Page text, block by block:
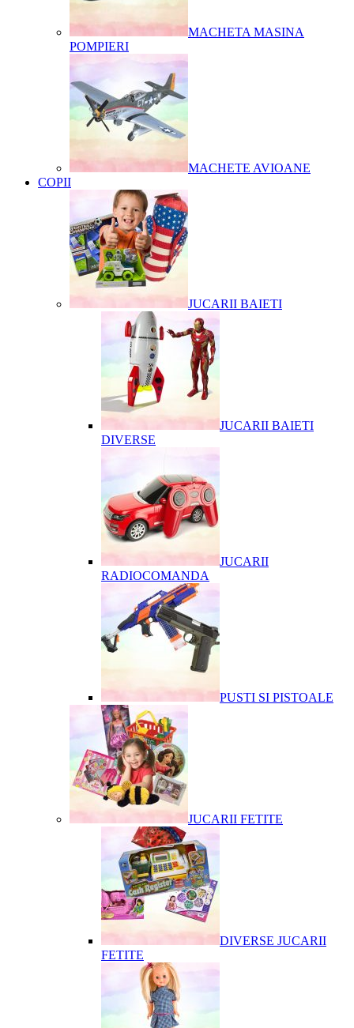
MACHETA MASINA
POMPIERI
MACHETE AVIOANE
COPII
JUCARII BAIETI
JUCARII BAIETI
DIVERSE
JUCARII
RADIOCOMANDA
PUSTI SI PISTOALE
JUCARII FETITE
DIVERSE JUCARII
FETITE